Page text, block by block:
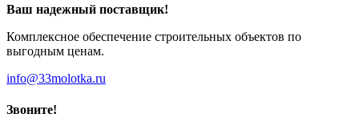
Ваш надежный поставщик!
Комплексное обеспечение строительных объектов по
выгодным ценам.
info@33molotka.ru
Звоните!